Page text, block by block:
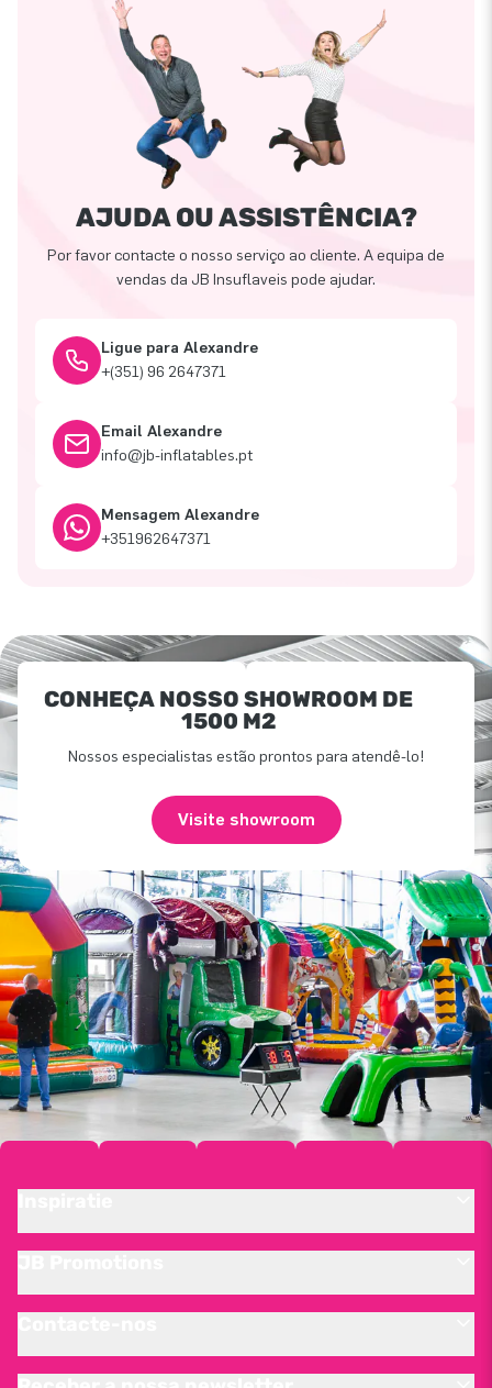
AJUDA OU ASSISTÊNCIA?
Por favor contacte o nosso serviço ao cliente. A equipa de
vendas da JB Insuflaveis pode ajudar.
Ligue para Alexandre
+(351) 96 2647371
Email Alexandre
info@jb-inflatables.pt
Mensagem Alexandre
+351962647371
CONHEÇA NOSSO SHOWROOM DE
1500 M2
Nossos especialistas estão prontos para atendê-lo!
Visite showroom